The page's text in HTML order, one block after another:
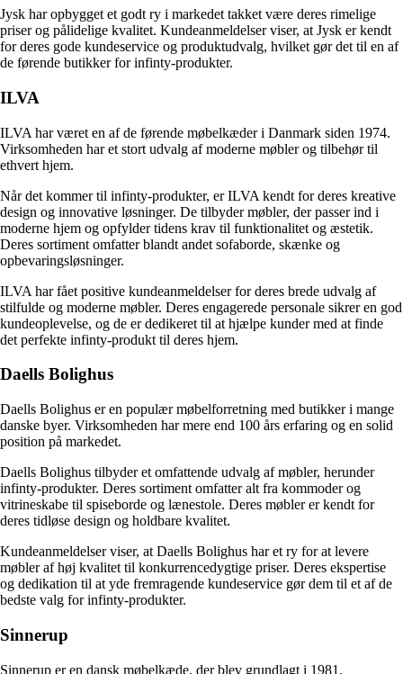
Jysk har opbygget et godt ry i markedet takket være deres rimelige
priser og pålidelige kvalitet. Kundeanmeldelser viser, at Jysk er kendt
for deres gode kundeservice og produktudvalg, hvilket gør det til en af
de førende butikker for infinty-produkter.
ILVA
ILVA har været en af de førende møbelkæder i Danmark siden 1974.
Virksomheden har et stort udvalg af moderne møbler og tilbehør til
ethvert hjem.
Når det kommer til infinty-produkter, er ILVA kendt for deres kreative
design og innovative løsninger. De tilbyder møbler, der passer ind i
moderne hjem og opfylder tidens krav til funktionalitet og æstetik.
Deres sortiment omfatter blandt andet sofaborde, skænke og
opbevaringsløsninger.
ILVA har fået positive kundeanmeldelser for deres brede udvalg af
stilfulde og moderne møbler. Deres engagerede personale sikrer en god
kundeoplevelse, og de er dedikeret til at hjælpe kunder med at finde
det perfekte infinty-produkt til deres hjem.
Daells Bolighus
Daells Bolighus er en populær møbelforretning med butikker i mange
danske byer. Virksomheden har mere end 100 års erfaring og en solid
position på markedet.
Daells Bolighus tilbyder et omfattende udvalg af møbler, herunder
infinty-produkter. Deres sortiment omfatter alt fra kommoder og
vitrineskabe til spiseborde og lænestole. Deres møbler er kendt for
deres tidløse design og holdbare kvalitet.
Kundeanmeldelser viser, at Daells Bolighus har et ry for at levere
møbler af høj kvalitet til konkurrencedygtige priser. Deres ekspertise
og dedikation til at yde fremragende kundeservice gør dem til et af de
bedste valg for infinty-produkter.
Sinnerup
Sinnerup er en dansk møbelkæde, der blev grundlagt i 1981.